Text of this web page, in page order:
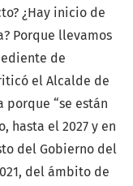
¿Hay inicio de
Porque llevamos
de
el Alcalde de
porque “se están
hasta el 2027 y en
del Gobierno del
del ámbito de